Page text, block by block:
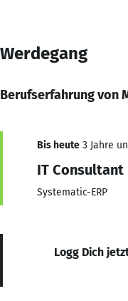
Werdegang
Berufserfahrung von
Bis heute 3 Jahre
IT Consultant
Systematic-ERP
Logg Dich